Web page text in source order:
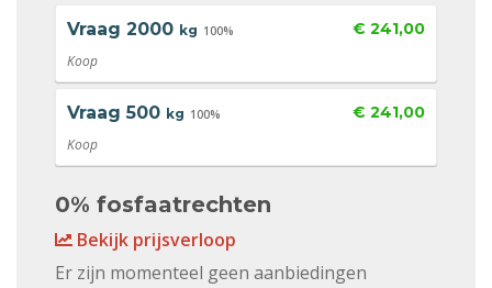
Vraag 2000 kg 100% € 241,00
Koop
Vraag 500 kg 100% € 241,00
Koop
0% fosfaatrechten
Bekijk prijsverloop
Er zijn momenteel geen aanbiedingen